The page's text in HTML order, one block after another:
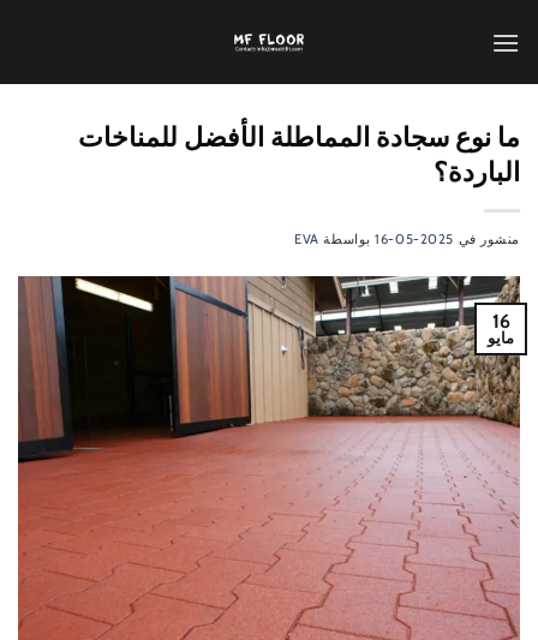
للمحتوى
ما نوع سجادة المماطلة الأفضل للمناخات
الباردة؟
منشور في 2025-05-16 بواسطة EVA
16
مايو